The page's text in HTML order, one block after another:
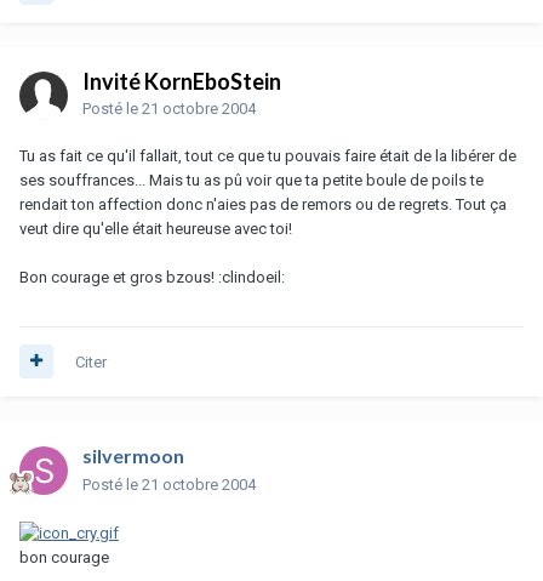
Invité KornEboStein
Posté le 21 octobre 2004
Tu as fait ce qu'il fallait, tout ce que tu pouvais faire était de la libérer de
ses souffrances... Mais tu as pû voir que ta petite boule de poils te
rendait ton affection donc n'aies pas de remors ou de regrets. Tout ça
veut dire qu'elle était heureuse avec toi!
Bon courage et gros bzous! :clindoeil:
Citer
silvermoon
Posté le 21 octobre 2004
bon courage